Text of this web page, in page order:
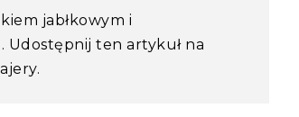
jabłkowym i
Udostępnij ten artykuł na